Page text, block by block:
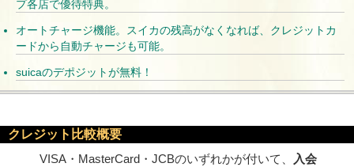
プ各店で優待特典。
オートチャージ機能。スイカの残高がなくなれば、クレジットカ
ードから自動チャージも可能。
suicaのデポジットが無料！
クレジット比較概要
VISA・MasterCard・JCBのいずれかが付いて、
入会